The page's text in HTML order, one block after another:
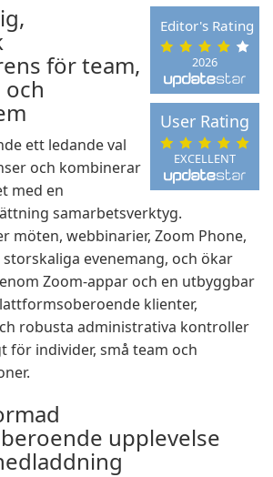
2026
Editor's Rating
EXCELLENT
User Rating
för team,
ett ledande val
och kombinerar
med en
samarbetsverktyg.
möten, webbinarier, Zoom Phone,
evenemang, och ökar
Zoom-appar och en utbyggbar
klienter,
robusta administrativa kontroller
för individer, små team och
upplevelse